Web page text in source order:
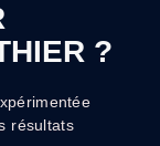
?
résultats